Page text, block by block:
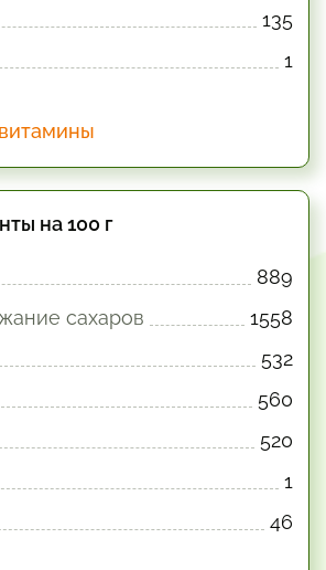
135
1
на 100 г
889
сахаров
1558
532
560
520
1
46